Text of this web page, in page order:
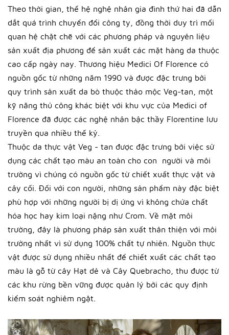
Theo thời gian, thế hệ nghệ nhân gia đình thứ hai đã dẫn
dắt quá trình chuyển đổi công ty, đồng thời duy trì mối
quan hệ chặt chẽ với các phương pháp và nguyên liệu
sản xuất địa phương để sản xuất các mặt hàng da thuộc
cao cấp ngày nay. Thương hiệu Medici Of Florence có
nguồn gốc từ những năm 1990 và được đặc trưng bởi
quy trình sản xuất da bò thuộc thảo mộc Veg-tan, một
kỹ năng thủ công khác biệt với khu vực của Medici of
Florence đã được các nghệ nhân bậc thầy Florentine lưu
truyền qua nhiều thế kỷ.
Thuộc da thực vật Veg - tan được đặc trưng bởi việc sử
dụng các chất tạo màu an toàn cho con người và môi
trường vì chúng có nguồn gốc từ chiết xuất thực vật và
cây cối. Đối với con người, những sản phẩm này đặc biệt
phù hợp với những người bị dị ứng vì không chứa chất
hóa học hay kim loại nặng như Crom. Về mặt môi
trường, đây là phương pháp sản xuất thân thiện với môi
trường nhất vì sử dụng 100% chất tự nhiên. Nguồn thực
vật được sử dụng nhiều nhất để chiết xuất các chất tạo
màu là gỗ từ cây Hạt dẻ và Cây Quebracho, thu được từ
các khu rừng bền vững được quản lý bởi các quy định
kiểm soát nghiêm ngặt.